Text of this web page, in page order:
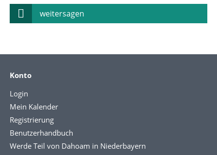
weitersagen
Konto
Login
Mein Kalender
Registrierung
Benutzerhandbuch
Werde Teil von Dahoam in Niederbayern